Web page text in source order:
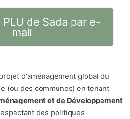
de Sada par e-
mail
d'aménagement global du
(ou des communes) en tenant
et de Développement
des politiques